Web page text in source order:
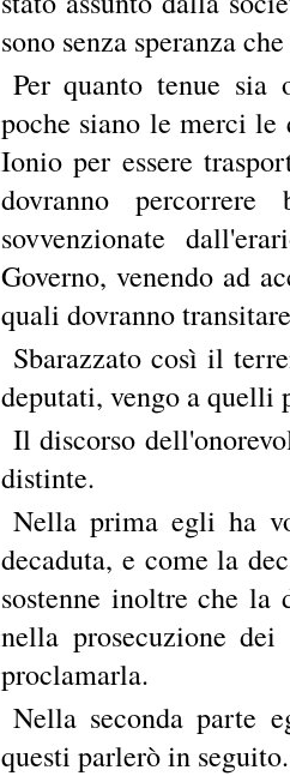
sono senza speranza
Per quanto tenue
poche siano le merci
Ionio per essere
dovranno
sovvenzionate
Governo, venendo ad
quali dovranno
Sbarazzato così il
deputati, vengo a quelli
Il discorso
distinte.
Nella prima egli ha
decaduta, e come la
sostenne inoltre che la
nella prosecuzione
proclamarla.
Nella seconda parte
questi parlerò in seguito.